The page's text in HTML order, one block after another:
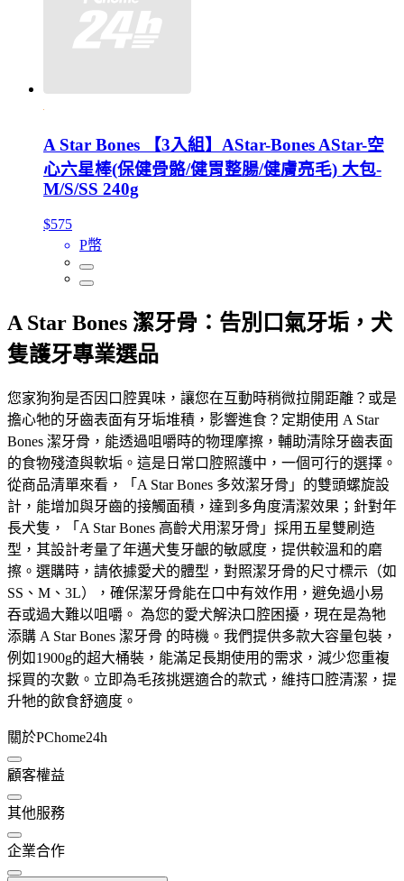
A Star Bones 【3入組】AStar-Bones AStar-空
心六星棒(保健骨骼/健胃整腸/健膚亮毛) 大包-
M/S/SS 240g
$575
P幣
A Star Bones 潔牙骨：告別口氣牙垢，犬
隻護牙專業選品
您家狗狗是否因口腔異味，讓您在互動時稍微拉開距離？或是
擔心牠的牙齒表面有牙垢堆積，影響進食？定期使用 A Star
Bones 潔牙骨，能透過咀嚼時的物理摩擦，輔助清除牙齒表面
的食物殘渣與軟垢。這是日常口腔照護中，一個可行的選擇。
從商品清單來看，「A Star Bones 多效潔牙骨」的雙頭螺旋設
計，能增加與牙齒的接觸面積，達到多角度清潔效果；針對年
長犬隻，「A Star Bones 高齡犬用潔牙骨」採用五星雙刷造
型，其設計考量了年邁犬隻牙齦的敏感度，提供較溫和的磨
擦。選購時，請依據愛犬的體型，對照潔牙骨的尺寸標示（如
SS、M、3L），確保潔牙骨能在口中有效作用，避免過小易
吞或過大難以咀嚼。 為您的愛犬解決口腔困擾，現在是為牠
添購 A Star Bones 潔牙骨 的時機。我們提供多款大容量包裝，
例如1900g的超大桶裝，能滿足長期使用的需求，減少您重複
採買的次數。立即為毛孩挑選適合的款式，維持口腔清潔，提
升牠的飲食舒適度。
關於PChome24h
顧客權益
其他服務
企業合作